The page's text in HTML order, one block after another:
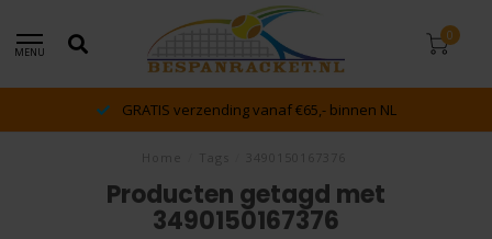
MENU
0
GRATIS verzending vanaf €65,- binnen NL
Producten getagd met
3490150167376